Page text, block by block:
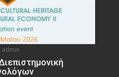
admin